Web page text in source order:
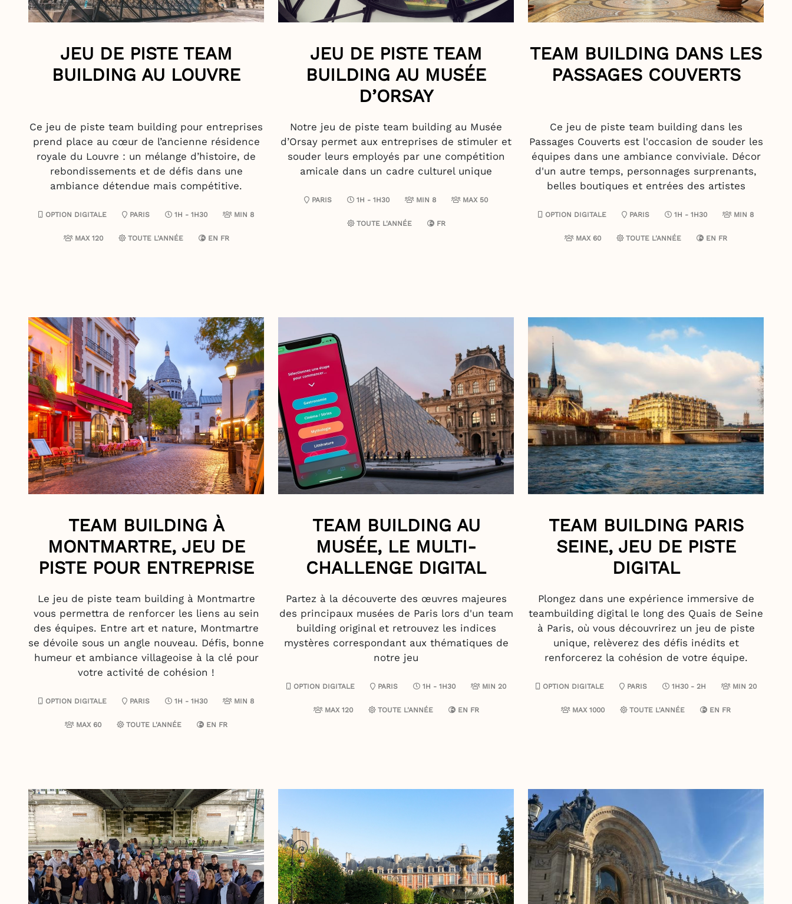
JEU DE PISTE TEAM
BUILDING AU LOUVRE
Ce jeu de piste team building pour entreprises
prend place au cœur de l’ancienne résidence
royale du Louvre : un mélange d’histoire, de
rebondissements et de défis dans une
ambiance détendue mais compétitive.
OPTION DIGITALE PARIS 1H - 1H30 MIN 8
MAX 120 TOUTE L'ANNÉE EN FR
JEU DE PISTE TEAM
BUILDING AU MUSÉE
D’ORSAY
Notre jeu de piste team building au Musée
d’Orsay permet aux entreprises de stimuler et
souder leurs employés par une compétition
amicale dans un cadre culturel unique
PARIS 1H - 1H30 MIN 8 MAX 50
TOUTE L'ANNÉE FR
TEAM BUILDING DANS LES
PASSAGES COUVERTS
Ce jeu de piste team building dans les
Passages Couverts est l'occasion de souder les
équipes dans une ambiance conviviale. Décor
d'un autre temps, personnages surprenants,
belles boutiques et entrées des artistes
OPTION DIGITALE PARIS 1H - 1H30 MIN 8
MAX 60 TOUTE L'ANNÉE EN FR
TEAM BUILDING À
MONTMARTRE, JEU DE
PISTE POUR ENTREPRISE
Le jeu de piste team building à Montmartre
vous permettra de renforcer les liens au sein
des équipes. Entre art et nature, Montmartre
se dévoile sous un angle nouveau. Défis, bonne
humeur et ambiance villageoise à la clé pour
votre activité de cohésion !
OPTION DIGITALE PARIS 1H - 1H30 MIN 8
MAX 60 TOUTE L'ANNÉE EN FR
TEAM BUILDING AU
MUSÉE, LE MULTI-
CHALLENGE DIGITAL
Partez à la découverte des œuvres majeures
des principaux musées de Paris lors d'un team
building original et retrouvez les indices
mystères correspondant aux thématiques de
notre jeu
OPTION DIGITALE PARIS 1H - 1H30 MIN 20
MAX 120 TOUTE L'ANNÉE EN FR
TEAM BUILDING PARIS
SEINE, JEU DE PISTE
DIGITAL
Plongez dans une expérience immersive de
teambuilding digital le long des Quais de Seine
à Paris, où vous découvrirez un jeu de piste
unique, relèverez des défis inédits et
renforcerez la cohésion de votre équipe.
OPTION DIGITALE PARIS 1H30 - 2H MIN 20
MAX 1000 TOUTE L'ANNÉE EN FR